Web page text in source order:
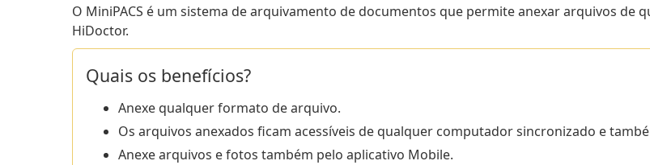
O MiniPACS é um sistema de arquivamento de documentos que permite anexar arquivos
HiDoctor.
Quais os benefícios?
Anexe qualquer formato de arquivo.
Os arquivos anexados ficam acessíveis de qualquer computador sincronizado e
Anexe arquivos e fotos também pelo aplicativo Mobile.